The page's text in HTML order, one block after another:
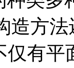
造方
仅有